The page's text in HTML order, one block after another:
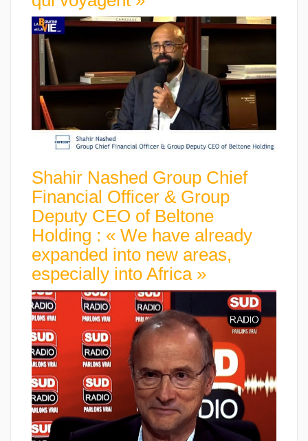
Shahir Nashed Group Chief
Financial Officer & Group
Deputy CEO of Beltone
Holding : « We have already
expanded into new areas,
especially into Africa »